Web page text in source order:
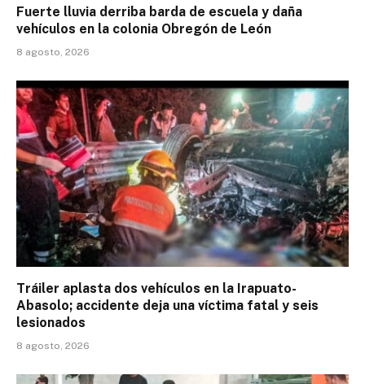
Fuerte lluvia derriba barda de escuela y daña
vehículos en la colonia Obregón de León
8 agosto, 2026
Tráiler aplasta dos vehículos en la Irapuato-
Abasolo; accidente deja una víctima fatal y seis
lesionados
8 agosto, 2026